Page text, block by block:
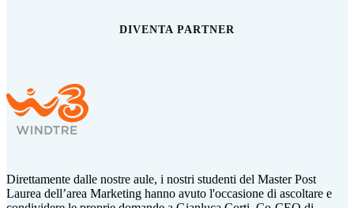
DIVENTA PARTNER
Direttamente dalle nostre aule, i nostri studenti del Master Post
Laurea dell’area Marketing hanno avuto l'occasione di ascoltare e